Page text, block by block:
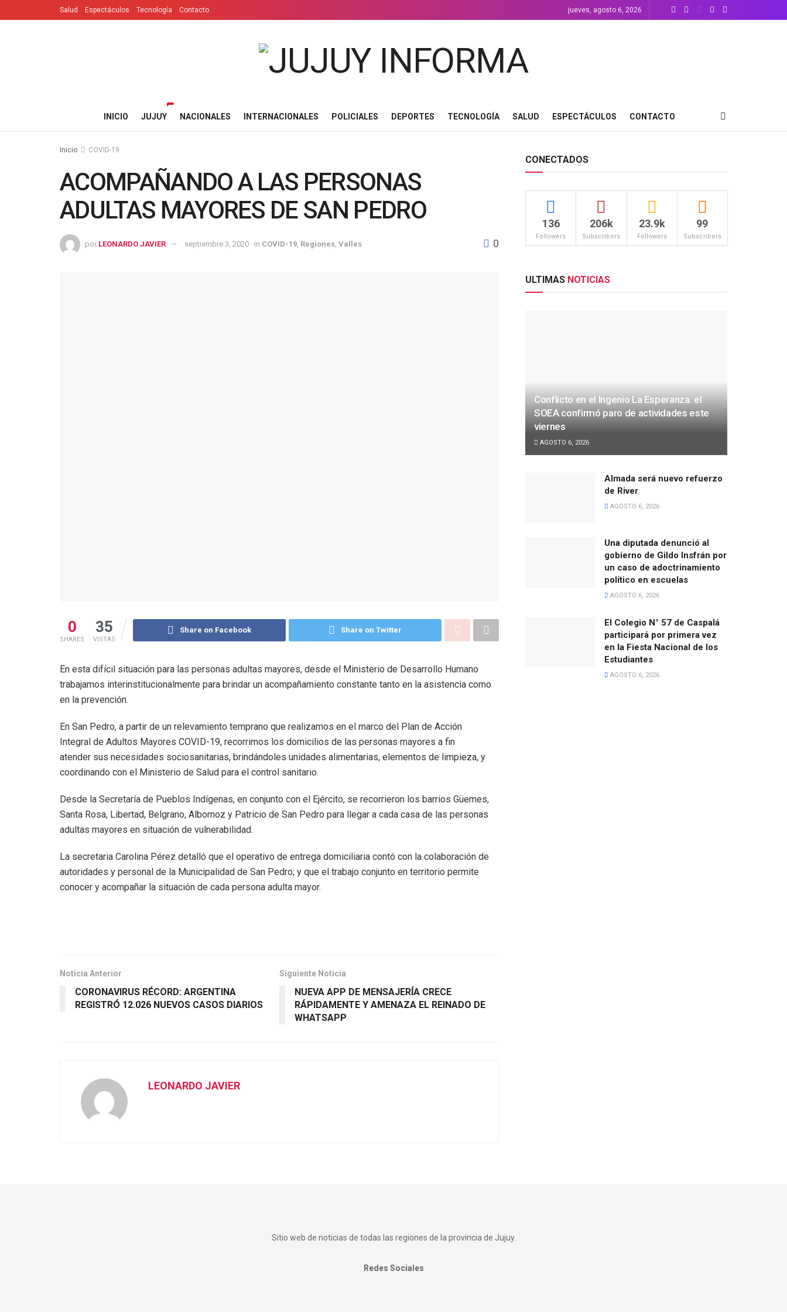
Salud Espectáculos Tecnología Contacto jueves, agosto 6, 2026
INICIO JUJUY NACIONALES INTERNACIONALES POLICIALES DEPORTES TECNOLOGÍA SALUD ESPECTÁCULOS CONTACTO
Inicio COVID-19
ACOMPAÑANDO A LAS PERSONAS
ADULTAS MAYORES DE SAN PEDRO
por LEONARDO JAVIER septiembre 3, 2020 in COVID-19 Regiones Valles 0
0
SHARES
35
VISTAS
Share on Facebook Share on Twitter
En esta difícil situación para las personas adultas mayores, desde el Ministerio de Desarrollo Humano
trabajamos interinstitucionalmente para brindar un acompañamiento constante tanto en la asistencia como
en la prevención.
En San Pedro, a partir de un relevamiento temprano que realizamos en el marco del Plan de Acción
Integral de Adultos Mayores COVID-19, recorrimos los domicilios de las personas mayores a fin
atender sus necesidades sociosanitarias, brindándoles unidades alimentarias, elementos de limpieza, y
coordinando con el Ministerio de Salud para el control sanitario.
Desde la Secretaría de Pueblos Indígenas, en conjunto con el Ejército, se recorrieron los barrios Güemes,
Santa Rosa, Libertad, Belgrano, Albornoz y Patricio de San Pedro para llegar a cada casa de las personas
adultas mayores en situación de vulnerabilidad.
La secretaria Carolina Pérez detalló que el operativo de entrega domiciliaria contó con la colaboración de
autoridades y personal de la Municipalidad de San Pedro; y que el trabajo conjunto en territorio permite
conocer y acompañar la situación de cada persona adulta mayor.
Noticia Anterior
CORONAVIRUS RÉCORD: ARGENTINA
REGISTRÓ 12.026 NUEVOS CASOS DIARIOS
Siguiente Noticia
NUEVA APP DE MENSAJERÍA CRECE
RÁPIDAMENTE Y AMENAZA EL REINADO DE
WHATSAPP
LEONARDO JAVIER
CONECTADOS
136
Followers
206k
Subscribers
23.9k
Followers
99
Subscribers
ULTIMAS NOTICIAS
Conflicto en el Ingenio La Esperanza: el
SOEA confirmó paro de actividades este
viernes
AGOSTO 6, 2026
Almada será nuevo refuerzo
de River
AGOSTO 6, 2026
Una diputada denunció al
gobierno de Gildo Insfrán por
un caso de adoctrinamiento
político en escuelas
AGOSTO 6, 2026
El Colegio N° 57 de Caspalá
participará por primera vez
en la Fiesta Nacional de los
Estudiantes
AGOSTO 6, 2026
Sitio web de noticias de todas las regiones de la provincia de Jujuy.
Redes Sociales